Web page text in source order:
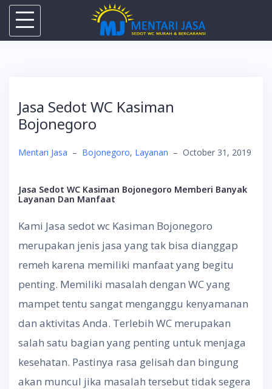
Skip
Jasa Sedot WC Kasiman
Bojonegoro
Mentari Jasa – Bojonegoro, Layanan – October 31, 2019
Jasa Sedot WC Kasiman Bojonegoro Memberi Banyak
Layanan Dan Manfaat
Kami Jasa sedot wc Kasiman Bojonegoro
merupakan jenis jasa yang tak bisa dianggap
remeh karena memiliki manfaat yang begitu
penting. Memiliki masalah dengan WC yang
mampet tentu sangat menganggu kenyamanan
dan aktivitas Anda. Terlebih WC merupakan
salah satu bagian yang penting untuk menjaga
kesehatan. Pastinya rasa gelisah dan bingung
akan muncul jika masalah tersebut tidak segera